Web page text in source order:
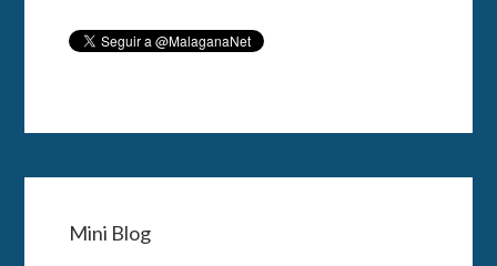
Mini Blog